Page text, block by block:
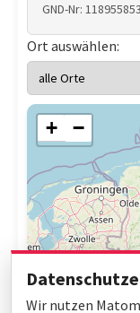
GND-Nr: 118955853
Ort auswählen:
+ −
Wir nutzen